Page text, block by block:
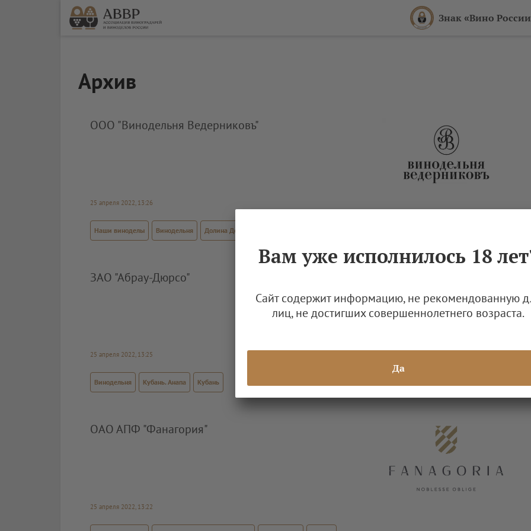
Знак «Вино
Архив
ООО "Винодельня Ведерниковъ"
25 апреля 2022, 13:26
Наши виноделы Винодельня Долина Дона
ЗАО "Абрау-Дюрсо"
25 апреля 2022, 13:25
Винодельня Кубань. Анапа Кубань
ОАО АПФ "Фанагория"
25 апреля 2022, 13:22
Вам уже исполнилось 18
Сайт содержит информацию, не рекомендованную
лиц, не достигших совершеннолетнего возраста.
Да